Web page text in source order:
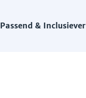
Passend & Inclusiever